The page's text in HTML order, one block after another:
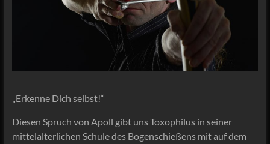
„Erkenne Dich selbst!“
Diesen Spruch von Apoll gibt uns Toxophilus in seiner
mittelalterlichen Schule des Bogenschießens mit auf dem